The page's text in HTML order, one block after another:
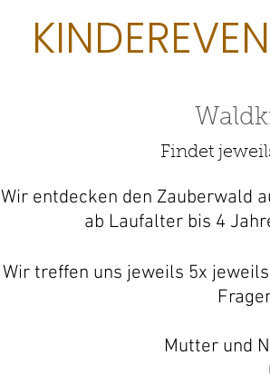
Findet
Wir entdecken den Zauberwald
ab Laufalter bis 4
Wir treffen uns jeweils 5x
Mutter und